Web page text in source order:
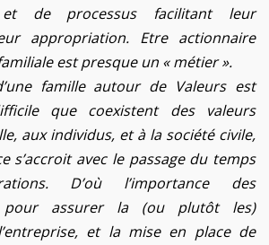
et de processus facilitant leur
appropriation. Etre actionnaire
est presque un « métier ».
famille autour de Valeurs est
que coexistent des valeurs
aux individus, et à la société civile,
s’accroit avec le passage du temps
D’où l’importance des
pour assurer la (ou plutôt les)
et la mise en place de